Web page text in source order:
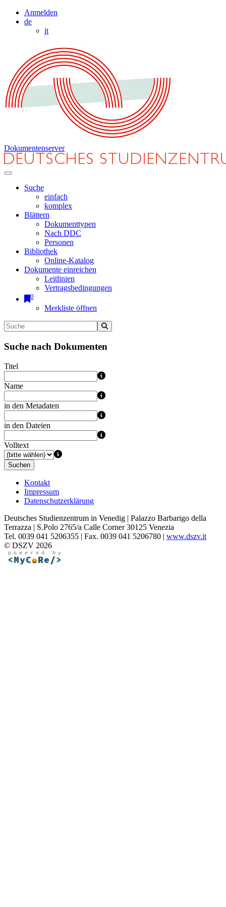
Anmelden
de
it
Dokumentenserver
Suche
einfach
komplex
Blättern
Dokumenttypen
Nach DDC
Personen
Bibliothek
Online-Katalog
Dokumente einreichen
Leitlinien
Vertragsbedingungen
0
Merkliste öffnen
Suche nach Dokumenten
Titel
Name
in den Metadaten
in den Dateien
Volltext
Suchen
Kontakt
Impressum
Datenschutzerklärung
Deutsches Studienzentrum in Venedig | Palazzo Barbarigo della
Terrazza | S.Polo 2765/a Calle Corner 30125 Venezia
Tel. 0039 041 5206355 | Fax. 0039 041 5206780 | www.dszv.it
© DSZV 2026